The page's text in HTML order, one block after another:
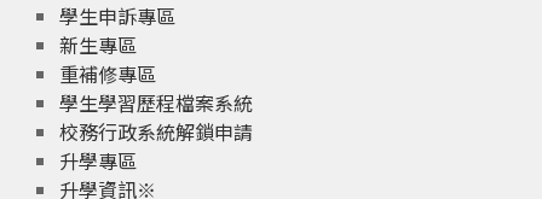
學生申訴專區
新生專區
重補修專區
學生學習歷程檔案系統
校務行政系統解鎖申請
升學專區
升學資訊※